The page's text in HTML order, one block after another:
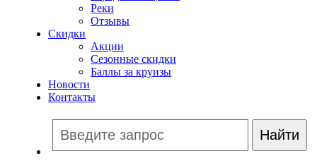
Реки
Отзывы
Скидки
Акции
Сезонные скидки
Баллы за круизы
Новости
Контакты